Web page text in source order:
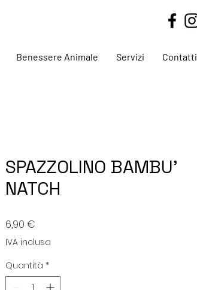
Benessere Animale Servizi Contatti
SPAZZOLINO BAMBU'
NATCH
6,90 €
IVA inclusa
Quantità *